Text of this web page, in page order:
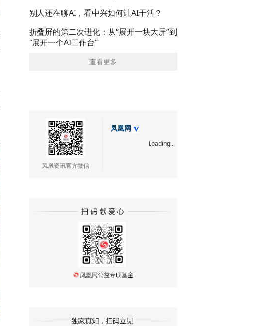
别人还在聊AI，看中兴如何让AI干活？
折叠屏的第二次进化：从“展开一块大屏”到
“展开一个AI工作台”
查看更多
凤凰资讯官方微信
凤凰网
Loading...